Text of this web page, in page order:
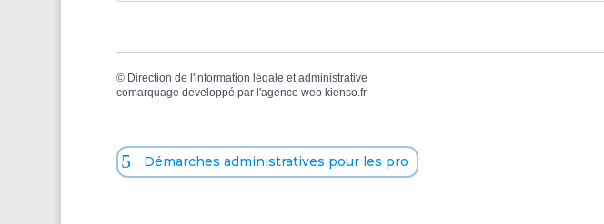
© Direction de l'information légale et administrative
comarquage developpé par l'agence web kienso.fr
Démarches administratives pour les pro